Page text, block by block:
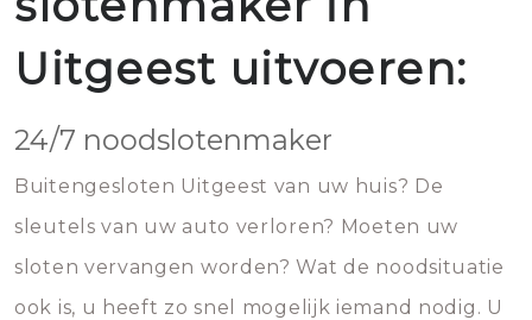
Uitgeest uitvoeren:
24/7 noodslotenmaker
Buitengesloten Uitgeest van uw huis? De
sleutels van uw auto verloren? Moeten uw
sloten vervangen worden? Wat de noodsituatie
ook is, u heeft zo snel mogelijk iemand nodig. U